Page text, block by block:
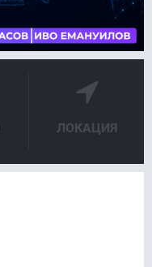
ЛОКАЦИЯ